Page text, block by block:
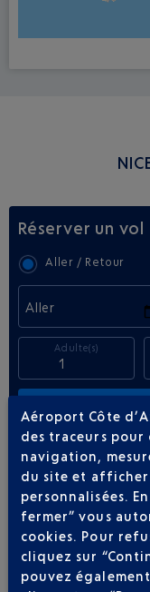
Réserver un vol
Aller / Retour
Aller
Adulte(s)
Aéroport Côte
des traceurs
navigation,
du site et
personnalisées.
fermer” vous
cookies. Pour
cliquez sur
pouvez